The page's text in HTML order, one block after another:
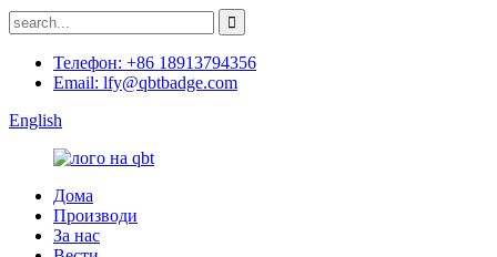
Телефон: +86 18913794356
Email: lfy@qbtbadge.com
English
Дома
Производи
За нас